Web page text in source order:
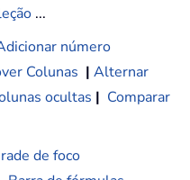
...
número
Colunas | Alternar
ocultas | Comparar
de foco